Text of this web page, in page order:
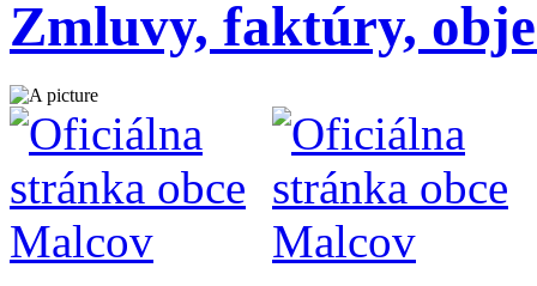
Zmluvy, faktúry,